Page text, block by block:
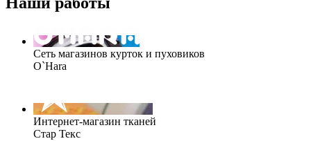
Сеть магазинов курток и пуховиков
O`Hara
Интернет-магазин тканей
Стар Текс